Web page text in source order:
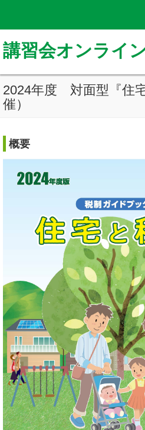
講習会オンライ
2024年度 対面型『住
催）
概要